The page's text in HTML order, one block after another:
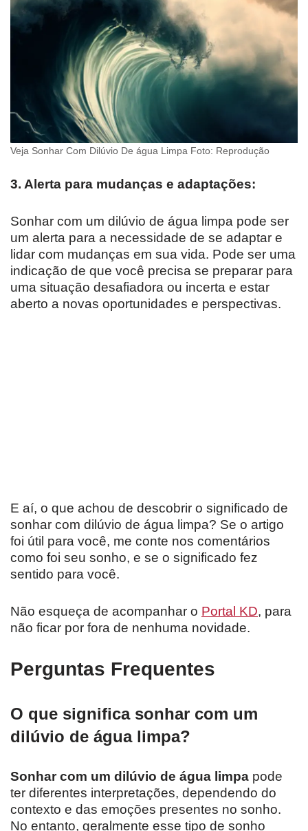
Veja Sonhar Com Dilúvio De água Limpa Foto: Reprodução
3. Alerta para mudanças e adaptações:
Sonhar com um dilúvio de água limpa pode ser
um alerta para a necessidade de se adaptar e
lidar com mudanças em sua vida. Pode ser uma
indicação de que você precisa se preparar para
uma situação desafiadora ou incerta e estar
aberto a novas oportunidades e perspectivas.
E aí, o que achou de descobrir o significado de
sonhar com dilúvio de água limpa? Se o artigo
foi útil para você, me conte nos comentários
como foi seu sonho, e se o significado fez
sentido para você.
Não esqueça de acompanhar o Portal KD, para
não ficar por fora de nenhuma novidade.
Perguntas Frequentes
O que significa sonhar com um
dilúvio de água limpa?
Sonhar com um dilúvio de água limpa pode
ter diferentes interpretações, dependendo do
contexto e das emoções presentes no sonho.
No entanto, geralmente esse tipo de sonho